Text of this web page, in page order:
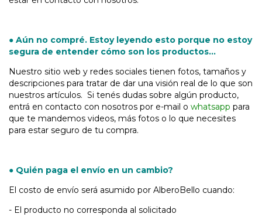
● Aún no compré. Estoy leyendo esto porque no estoy
segura de entender cómo son los productos...
Nuestro sitio web y redes sociales tienen fotos, tamaños y
descripciones para tratar de dar una visión real de lo que son
nuestros artículos. Si tenés dudas sobre algún producto,
entrá en contacto con nosotros por e-mail o whatsapp para
que te mandemos videos, más fotos o lo que necesites
para estar seguro de tu compra.
● Quién paga el envío en un cambio?
El costo de envío será asumido por AlberoBello cuando:
- El producto no corresponda al solicitado